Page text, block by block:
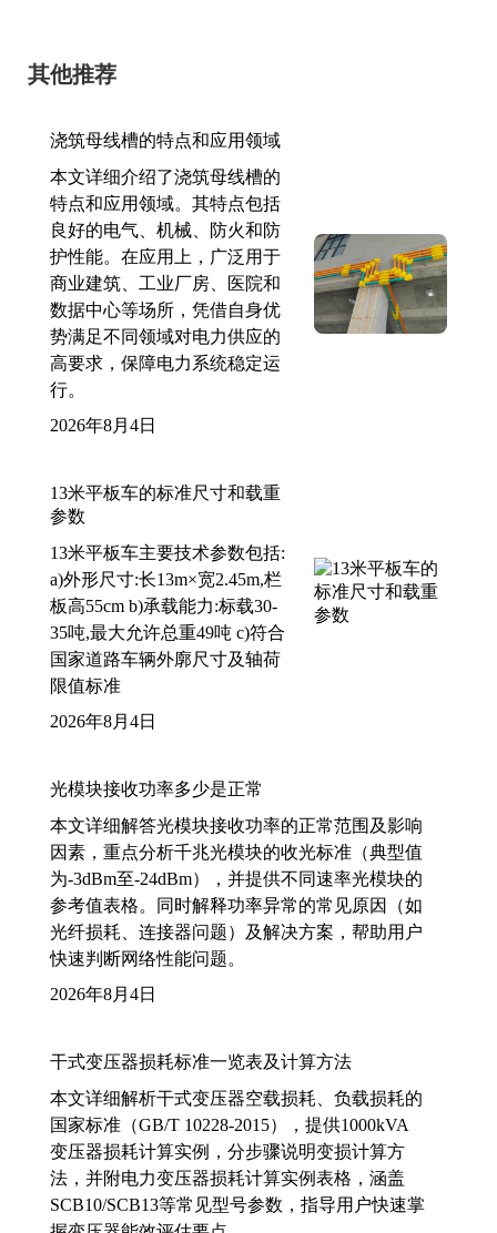
其他推荐
浇筑母线槽的特点和应用领域
本文详细介绍了浇筑母线槽的
特点和应用领域。其特点包括
良好的电气、机械、防火和防
护性能。在应用上，广泛用于
商业建筑、工业厂房、医院和
数据中心等场所，凭借自身优
势满足不同领域对电力供应的
高要求，保障电力系统稳定运
行。
2026年8月4日
13米平板车的标准尺寸和载重
参数
13米平板车主要技术参数包括:
a)外形尺寸:长13m×宽2.45m,栏
板高55cm b)承载能力:标载30-
35吨,最大允许总重49吨 c)符合
国家道路车辆外廓尺寸及轴荷
限值标准
2026年8月4日
光模块接收功率多少是正常
本文详细解答光模块接收功率的正常范围及影响
因素，重点分析千兆光模块的收光标准（典型值
为-3dBm至-24dBm），并提供不同速率光模块的
参考值表格。同时解释功率异常的常见原因（如
光纤损耗、连接器问题）及解决方案，帮助用户
快速判断网络性能问题。
2026年8月4日
干式变压器损耗标准一览表及计算方法
本文详细解析干式变压器空载损耗、负载损耗的
国家标准（GB/T 10228-2015），提供1000kVA
变压器损耗计算实例，分步骤说明变损计算方
法，并附电力变压器损耗计算实例表格，涵盖
SCB10/SCB13等常见型号参数，指导用户快速掌